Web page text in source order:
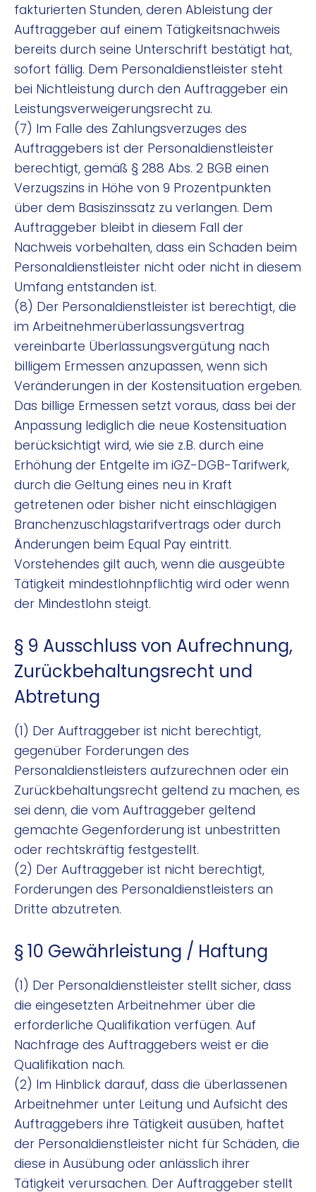
fakturierten Stunden, deren Ableistung der
Auftraggeber auf einem Tätigkeitsnachweis
bereits durch seine Unterschrift bestätigt hat,
sofort fällig. Dem Personaldienstleister steht
bei Nichtleistung durch den Auftraggeber ein
Leistungsverweigerungsrecht zu.
(7) Im Falle des Zahlungsverzuges des
Auftraggebers ist der Personaldienstleister
berechtigt, gemäß § 288 Abs. 2 BGB einen
Verzugszins in Höhe von 9 Prozentpunkten
über dem Basiszinssatz zu verlangen. Dem
Auftraggeber bleibt in diesem Fall der
Nachweis vorbehalten, dass ein Schaden beim
Personaldienstleister nicht oder nicht in diesem
Umfang entstanden ist.
(8) Der Personaldienstleister ist berechtigt, die
im Arbeitnehmerüberlassungsvertrag
vereinbarte Überlassungsvergütung nach
billigem Ermessen anzupassen, wenn sich
Veränderungen in der Kostensituation ergeben.
Das billige Ermessen setzt voraus, dass bei der
Anpassung lediglich die neue Kostensituation
berücksichtigt wird, wie sie z.B. durch eine
Erhöhung der Entgelte im iGZ-DGB-Tarifwerk,
durch die Geltung eines neu in Kraft
getretenen oder bisher nicht einschlägigen
Branchenzuschlagstarifvertrags oder durch
Änderungen beim Equal Pay eintritt.
Vorstehendes gilt auch, wenn die ausgeübte
Tätigkeit mindestlohnpflichtig wird oder wenn
der Mindestlohn steigt.
§ 9 Ausschluss von Aufrechnung,
Zurückbehaltungsrecht und
Abtretung
(1) Der Auftraggeber ist nicht berechtigt,
gegenüber Forderungen des
Personaldienstleisters aufzurechnen oder ein
Zurückbehaltungsrecht geltend zu machen, es
sei denn, die vom Auftraggeber geltend
gemachte Gegenforderung ist unbestritten
oder rechtskräftig festgestellt.
(2) Der Auftraggeber ist nicht berechtigt,
Forderungen des Personaldienstleisters an
Dritte abzutreten.
§ 10 Gewährleistung / Haftung
(1) Der Personaldienstleister stellt sicher, dass
die eingesetzten Arbeitnehmer über die
erforderliche Qualifikation verfügen. Auf
Nachfrage des Auftraggebers weist er die
Qualifikation nach.
(2) Im Hinblick darauf, dass die überlassenen
Arbeitnehmer unter Leitung und Aufsicht des
Auftraggebers ihre Tätigkeit ausüben, haftet
der Personaldienstleister nicht für Schäden, die
diese in Ausübung oder anlässlich ihrer
Tätigkeit verursachen. Der Auftraggeber stellt